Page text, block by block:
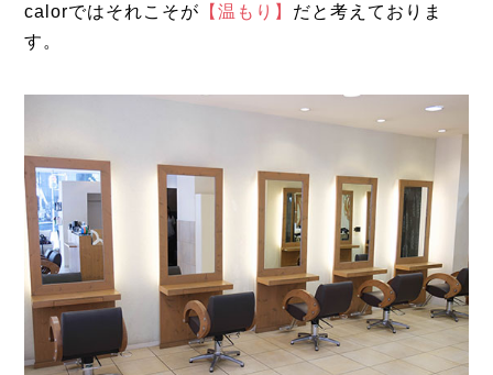
calorではそれこそが 【温もり】 だと考えておりま
す。